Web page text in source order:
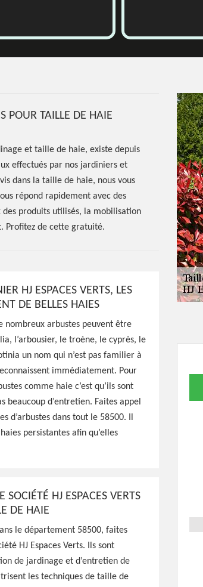
une
POUR TAILLE DE HAIE
et taille de haie, existe depuis
effectués par nos jardiniers et
dans la taille de haie, nous vous
répond rapidement avec des
produits utilisés, la mobilisation
Profitez de cette gratuité.
HJ ESPACES VERTS, LES
DE BELLES HAIES
nombreux arbustes peuvent être
l’arbousier, le troène, le cyprès, le
un nom qui n’est pas familier à
immédiatement. Pour
comme haie c’est qu’ils sont
beaucoup d’entretien. Faites appel
d’arbustes dans tout le 58500. Il
persistantes afin qu’elles
HJ ESPACES VERTS
DE HAIE
le département 58500, faites
HJ Espaces Verts. Ils sont
de jardinage et d’entretien de
les techniques de taille de